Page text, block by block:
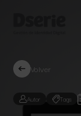
Volver
Autor Tags